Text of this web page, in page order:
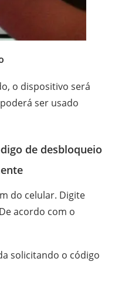
o dispositivo será
ser usado
de desbloqueio
do celular. Digite
acordo com o
solicitando o código